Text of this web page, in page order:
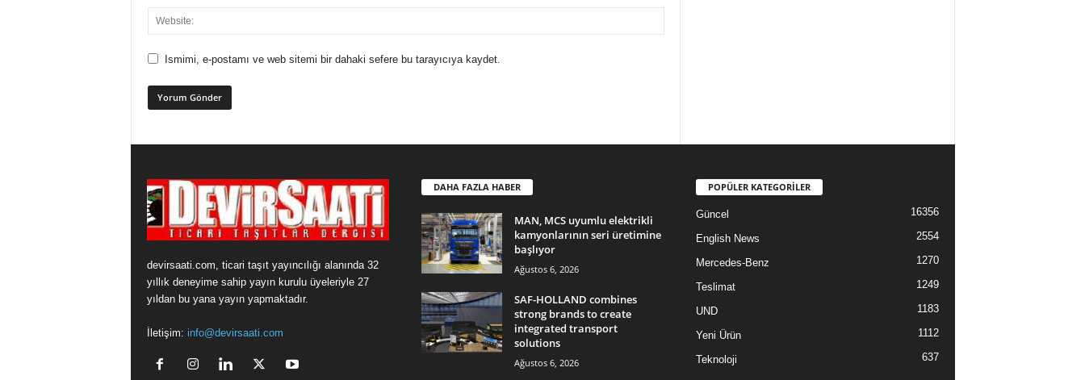
Ismimi, e-postamı ve web sitemi bir dahaki sefere bu tarayıcıya kaydet.
devirsaati.com, ticari taşıt yayıncılığı alanında 32
yıllık deneyime sahip yayın kurulu üyeleriyle 27
yıldan bu yana yayın yapmaktadır.
İletişim: info@devirsaati.com
DAHA FAZLA HABER
MAN, MCS uyumlu elektrikli
kamyonlarının seri üretimine
başlıyor
Ağustos 6, 2026
SAF-HOLLAND combines
strong brands to create
integrated transport
solutions
Ağustos 6, 2026
POPÜLER KATEGORİLER
Güncel 16356
English News 2554
Mercedes-Benz 1270
Teslimat 1249
UND 1183
Yeni Ürün 1112
Teknoloji 637